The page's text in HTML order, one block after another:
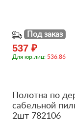
Под заказ
537 ₽
Для юр.лиц: 536.86
Полотна по
сабельной
2шт 782106